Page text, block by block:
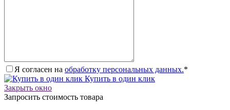
Я согласен на обработку персональных данных.*
Купить в один клик
Закрыть окно
Запросить стоимость товара